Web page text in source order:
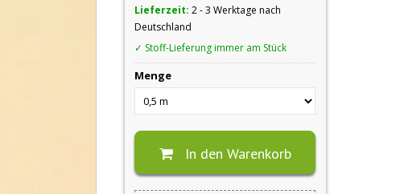
Lieferzeit:2 - 3 Werktage nach
Deutschland
✓ Stoff-Lieferung immer am Stück
Menge
In den Warenkorb